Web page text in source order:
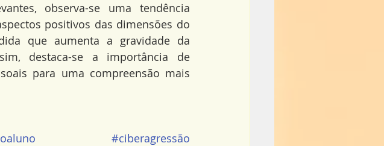
observa-se uma tendência
positivos das dimensões do
que aumenta a gravidade da
destaca-se a importância de
para uma compreensão mais
#ciberagressão